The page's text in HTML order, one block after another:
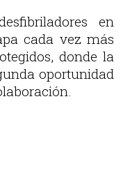
en
cada vez más
donde la
oportunidad